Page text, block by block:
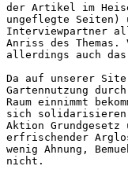
der Artikel im
ungeflegte Seiten)
Interviewpartner
Anriss des
allerdings auch das
Da auf unserer
Gartennutzung
Raum einnimmt
sich
Aktion
erfrischender
wenig Ahnung,
nicht.